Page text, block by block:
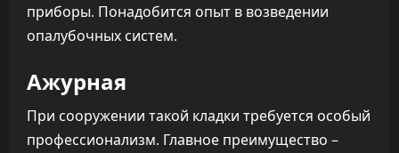
приборы. Понадобится опыт в возведении
опалубочных систем.
Ажурная
При сооружении такой кладки требуется особый
профессионализм. Главное преимущество –